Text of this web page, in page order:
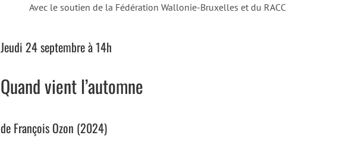
Avec le soutien de la Fédération Wallonie-Bruxelles et du RACC
Jeudi 24 septembre à 14h
Quand vient l’automne
de François Ozon (2024)